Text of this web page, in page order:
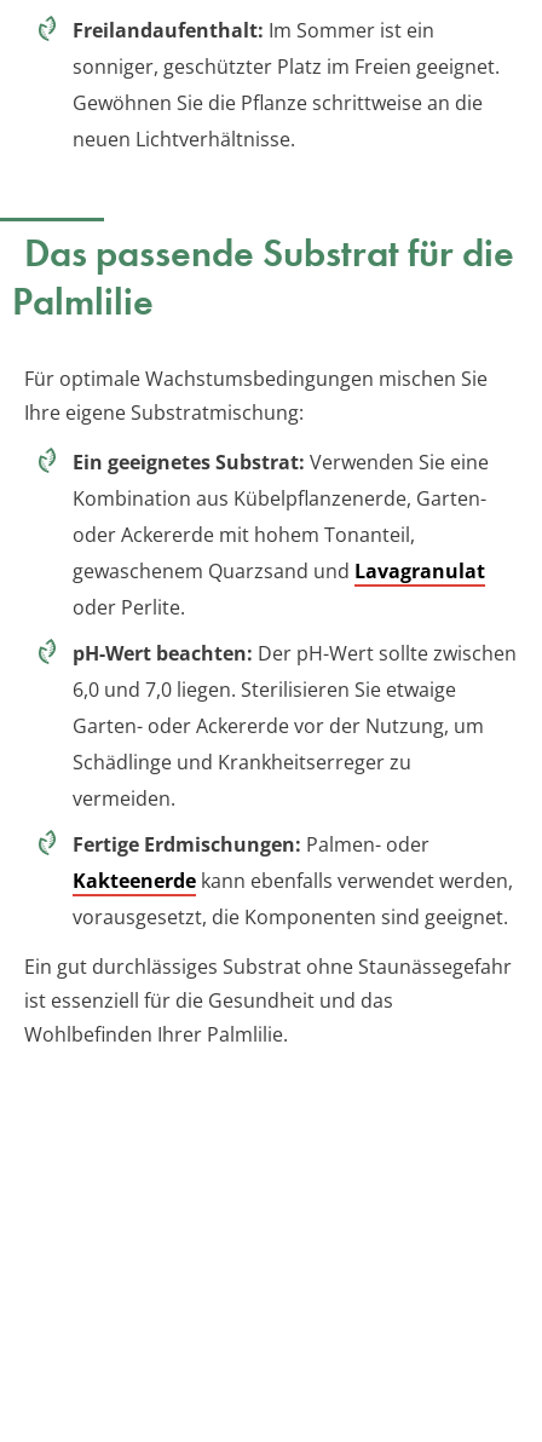
Freilandaufenthalt: Im Sommer ist ein
sonniger, geschützter Platz im Freien geeignet.
Gewöhnen Sie die Pflanze schrittweise an die
neuen Lichtverhältnisse.
Das passende Substrat für die
Palmlilie
Für optimale Wachstumsbedingungen mischen Sie
Ihre eigene Substratmischung:
Ein geeignetes Substrat: Verwenden Sie eine
Kombination aus Kübelpflanzenerde, Garten-
oder Ackererde mit hohem Tonanteil,
gewaschenem Quarzsand und Lavagranulat
oder Perlite.
pH-Wert beachten: Der pH-Wert sollte zwischen
6,0 und 7,0 liegen. Sterilisieren Sie etwaige
Garten- oder Ackererde vor der Nutzung, um
Schädlinge und Krankheitserreger zu
vermeiden.
Fertige Erdmischungen: Palmen- oder
Kakteenerde kann ebenfalls verwendet werden,
vorausgesetzt, die Komponenten sind geeignet.
Ein gut durchlässiges Substrat ohne Staunässegefahr
ist essenziell für die Gesundheit und das
Wohlbefinden Ihrer Palmlilie.